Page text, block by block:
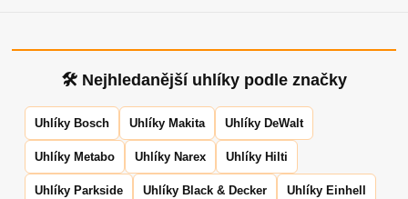
🛠 Nejhledanější uhlíky podle značky
Uhlíky Bosch Uhlíky Makita Uhlíky DeWalt
Uhlíky Metabo Uhlíky Narex Uhlíky Hilti
Uhlíky Parkside Uhlíky Black & Decker Uhlíky Einhell